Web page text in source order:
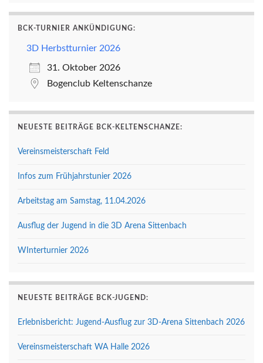
BCK-TURNIER ANKÜNDIGUNG:
3D Herbstturnier 2026
31. Oktober 2026
Bogenclub Keltenschanze
NEUESTE BEITRÄGE BCK-KELTENSCHANZE:
Vereinsmeisterschaft Feld
Infos zum Frühjahrstunier 2026
Arbeitstag am Samstag, 11.04.2026
Ausflug der Jugend in die 3D Arena Sittenbach
WInterturnier 2026
NEUESTE BEITRÄGE BCK-JUGEND:
Erlebnisbericht: Jugend-Ausflug zur 3D-Arena Sittenbach 2026
Vereinsmeisterschaft WA Halle 2026